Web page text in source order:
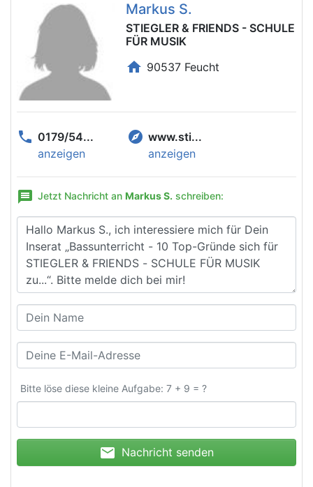
Markus S.
STIEGLER & FRIENDS - SCHULE
FÜR MUSIK
home 90537 Feucht
phone 0179/54...
anzeigen
explore www.sti...
anzeigen
message Jetzt Nachricht an Markus S. schreiben:
Bitte löse diese kleine Aufgabe: 7 + 9 = ?
mail Nachricht senden